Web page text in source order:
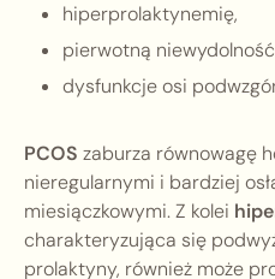
hiperprolaktynemię,
pierwotną
dysfunkcje osi
PCOS zaburza równowagę
nieregularnymi i bardziej
miesiączkowymi. Z kolei
charakteryzująca się
prolaktyny, również może